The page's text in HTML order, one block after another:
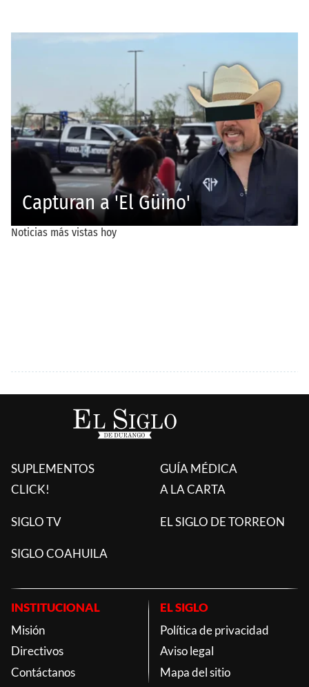
SUPLEMENTOS
CLICK!
GUÍA MÉDICA
A LA CARTA
SIGLO TV EL SIGLO DE TORREON
SIGLO COAHUILA
INSTITUCIONAL
Misión
Directivos
Contáctanos
EL SIGLO
Política de privacidad
Aviso legal
Mapa del sitio